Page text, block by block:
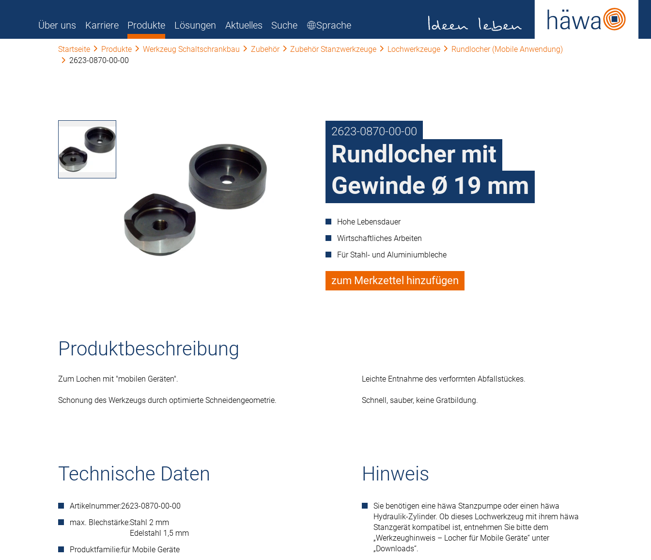
Über uns Karriere Produkte Lösungen Aktuelles Suche Sprache
Startseite Produkte Werkzeug Schaltschrankbau Zubehör Zubehör Stanzwerkzeuge Lochwerkzeuge
Rundlocher (Mobile Anwendung)
2623-0870-00-00
2623-0870-00-00
Rundlocher mit
Gewinde Ø 19 mm
Hohe Lebensdauer
Wirtschaftliches Arbeiten
Für Stahl- und Aluminiumbleche
zum Merkzettel hinzufügen
Produktbeschreibung
Zum Lochen mit "mobilen Geräten".
Schonung des Werkzeugs durch optimierte Schneidengeometrie.
Leichte Entnahme des verformten Abfallstückes.
Schnell, sauber, keine Gratbildung.
Technische Daten
Artikelnummer:2623-0870-00-00
max. Blechstärke:Stahl 2 mm
Edelstahl 1,5 mm
Produktfamilie:für Mobile Geräte
Hinweis
Sie benötigen eine häwa Stanzpumpe oder einen häwa
Hydraulik-Zylinder. Ob dieses Lochwerkzeug mit ihrem häwa
Stanzgerät kompatibel ist, entnehmen Sie bitte dem
„Werkzeughinweis – Locher für Mobile Geräte“ unter
„Downloads“.